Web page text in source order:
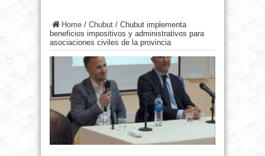
Home / Chubut / Chubut implementa
beneficios impositivos y administrativos para
asociaciones civiles de la provincia